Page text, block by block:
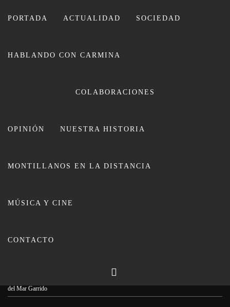
PORTADA ACTUALIDAD SOCIEDAD
HABLANDO CON CARMINA
COLABORACIONES
OPINIÓN NUESTRA HISTORIA
MONTILLANOS EN LA DISTANCIA
MÚSICA Y CINE
CONTACTO
CARMINA LEIVA
Presentado el cartel anunciador del
del Mar Garrido